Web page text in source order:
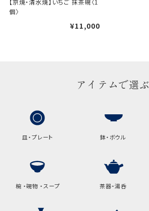
ギフト袋について
手提げ袋について
A:京名所 袋
個〉
¥11,000
アイテムで選ぶ
皿・プレート 鉢・ボウル
椀 ・碗物 ・スープ 茶器・湯呑